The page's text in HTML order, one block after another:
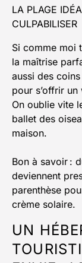
LA PLAGE
CULPABILISER
Si comme moi
la maîtrise
aussi des
pour s’offrir
On oublie vite
ballet des
maison.
Bon à savoir :
deviennent
parenthèse
crème solaire.
UN